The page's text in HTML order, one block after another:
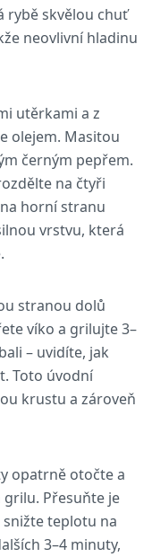
rybě skvělou chuť
neovlivní hladinu
utěrkami a z
olejem. Masitou
černým pepřem.
na čtyři
horní stranu
vrstvu, která
stranou dolů
víko a grilujte 3–
– uvidíte, jak
Toto úvodní
krustu a zároveň
opatrně otočte a
Přesuňte je
teplotu na
3–4 minuty,